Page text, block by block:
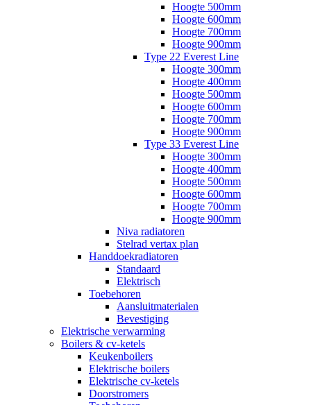
Hoogte 500mm
Hoogte 600mm
Hoogte 700mm
Hoogte 900mm
Type 22 Everest Line
Hoogte 300mm
Hoogte 400mm
Hoogte 500mm
Hoogte 600mm
Hoogte 700mm
Hoogte 900mm
Type 33 Everest Line
Hoogte 300mm
Hoogte 400mm
Hoogte 500mm
Hoogte 600mm
Hoogte 700mm
Hoogte 900mm
Niva radiatoren
Stelrad vertax plan
Handdoekradiatoren
Standaard
Elektrisch
Toebehoren
Aansluitmaterialen
Bevestiging
Elektrische verwarming
Boilers & cv-ketels
Keukenboilers
Elektrische boilers
Elektrische cv-ketels
Doorstromers